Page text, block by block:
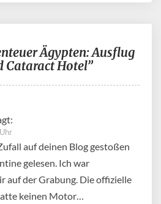
Ägypten: Ausflug
Cataract Hotel”
auf deinen Blog gestoßen
gelesen. Ich war
auf der Grabung. Die offizielle
keinen Motor…